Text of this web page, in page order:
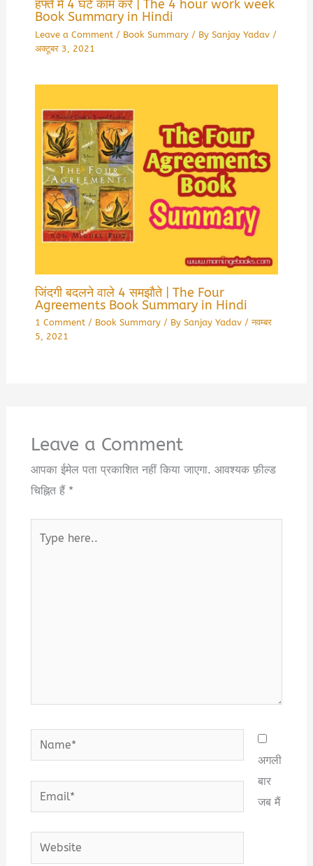
हफ्ते में 4 घंटे काम करें | The 4 hour work week
Book Summary in Hindi
Leave a Comment / Book Summary/ By Sanjay Yadav /
अक्टूबर 3, 2021
जिंदगी बदलने वाले 4 समझौते | The Four
Agreements Book Summary in Hindi
1 Comment / Book Summary/ By Sanjay Yadav /नवम्बर
5, 2021
Leave a Comment
आपका ईमेल पता प्रकाशित नहीं किया जाएगा. आवश्यक फ़ील्ड
चिह्नित हैं *
here..
Name*
Email*
Website
अगली
बार
जब मैं